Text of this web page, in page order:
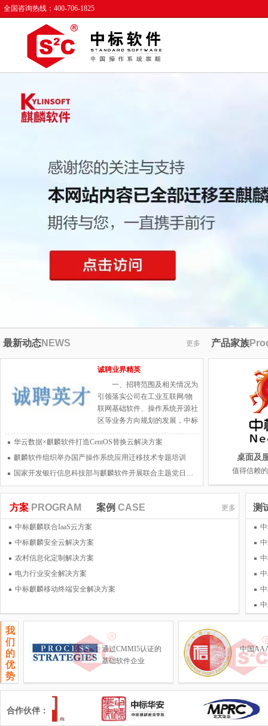
全国咨询热线：400-706-1825
最新动态NEWS 更多
诚聘业界精英
一、招聘范围及相关情况为
引领落实公司在工业互联网/物
联网基础软件、操作系统开源社
区等业务方向规划的发展，中标
软件现面向全球公开诚聘国际化
高端人才若干名。工作地点：上
海、北京、天津等地。二、岗位
需求及任职资格条件（一）岗位
理规划公司的相关业务领域发展
路线，组织制定和实施重大产品
华云数据×麒麟软件打造CentOS替换云解决方案
麒麟软件组织举办国产操作系统应用迁移技术专题培训
国家开发银行信息科技部与麒麟软件开展联合主题党日活动
产品家族
桌面及
值得信赖
方案 PROGRAM 案例 CASE 更多
中标麒麟联合IaaS云方案
中标麒麟安全云解决方案
农村信息化定制解决方案
电力行业安全解决方案
中标麒麟移动终端安全解决方案
测
我
们
的
优
势
通过CMMI5认证的
基础软件企业
中国
合作伙伴：